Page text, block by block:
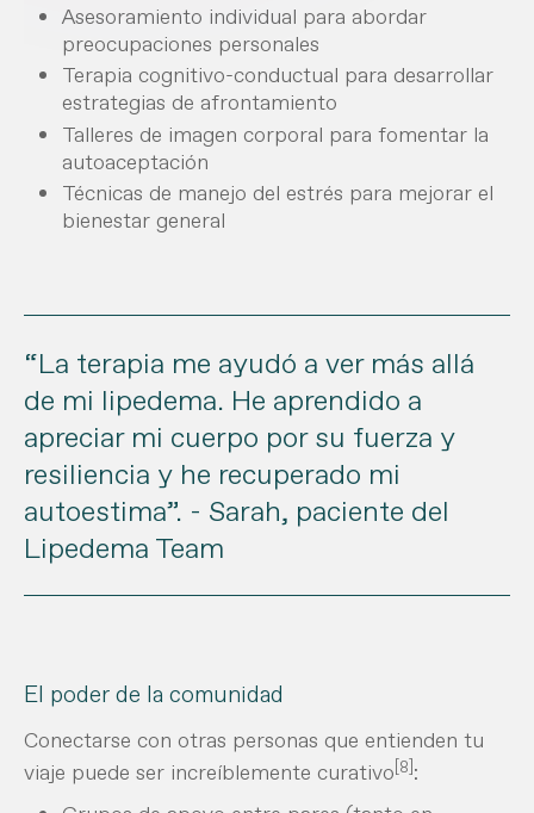
Asesoramiento individual para abordar
preocupaciones personales
Terapia cognitivo-conductual para desarrollar
estrategias de afrontamiento
Talleres de imagen corporal para fomentar la
autoaceptación
Técnicas de manejo del estrés para mejorar el
bienestar general
“La terapia me ayudó a ver más allá
de mi lipedema. He aprendido a
apreciar mi cuerpo por su fuerza y
resiliencia y he recuperado mi
autoestima”. - Sarah, paciente del
Lipedema Team
El poder de la comunidad
Conectarse con otras personas que entienden tu
viaje puede ser increíblemente curativo[8]: